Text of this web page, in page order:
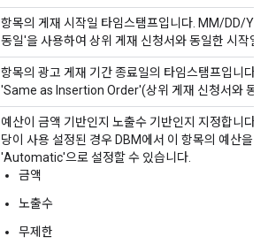
항목의 게재 시작일 타임스탬프입니다. MM/DD/
동일'을 사용하여 상위 게재 신청서와 동일한 시작일
항목의 광고 게재 기간 종료일의 타임스탬프입니다.
'Same as Insertion Order'(상위 게재 신청서와 동
예산이 금액 기반인지 노출수 기반인지 지정합니다.
당이 사용 설정된 경우 DBM에서 이 항목의 예산을
'Automatic'으로 설정할 수 있습니다.
금액
노출수
무제한